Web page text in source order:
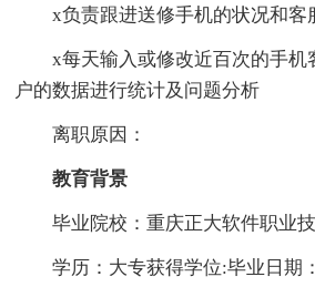
x负责跟进送修手机的状况和客
x每天输入或修改近百次的手机
户的数据进行统计及问题分析
离职原因：
教育背景
毕业院校：重庆正大软件职业
学历：大专获得学位:毕业日期